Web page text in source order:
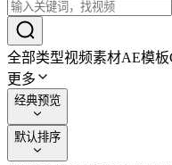
全部类型视频素材AE模板
更多
经典预览
默认排序